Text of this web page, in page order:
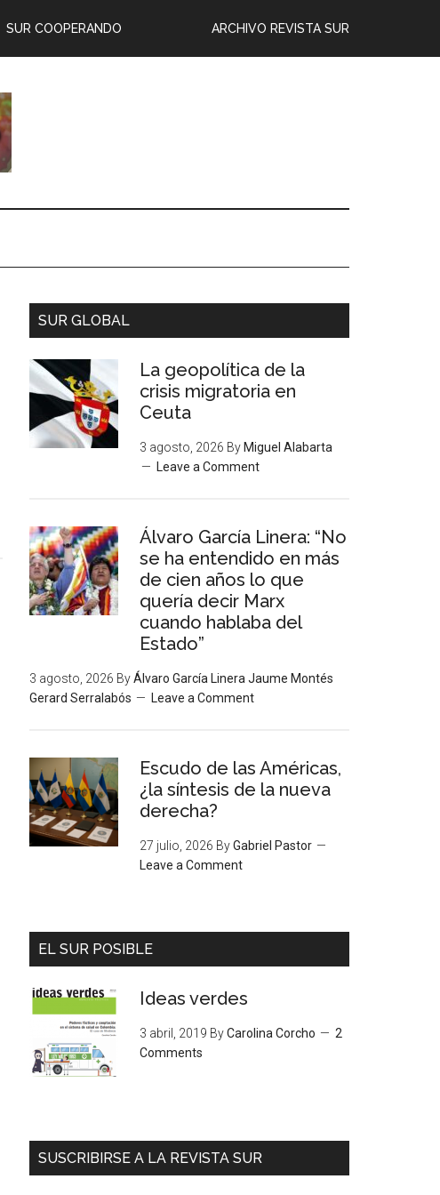
ARCHIVO REVISTA SUR
SUR COOPERANDO
SUR GLOBAL
La geopolítica de la
crisis migratoria en
Ceuta
3 agosto, 2026 By Miguel Alabarta
Leave a Comment
Álvaro García Linera: “No
se ha entendido en más
de cien años lo que
quería decir Marx
cuando hablaba del
Estado”
3 agosto, 2026 ByÁlvaro García Linera Jaume Montés
Gerard Serralabós
Leave a Comment
Escudo de las Américas,
¿la síntesis de la nueva
derecha?
27 julio, 2026 ByGabriel Pastor
Leave a Comment
EL SUR POSIBLE
Ideas verdes
3 abril, 2019 ByCarolina Corcho
2
Comments
SUSCRIBIRSE A LA REVISTA SUR